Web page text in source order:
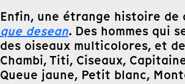
Enfin, une étrange histoire de
que desean. Des hommes qui
des oiseaux multicolores, et
Chambi, Titi, Ciseaux,
Queue jaune, Petit blanc,